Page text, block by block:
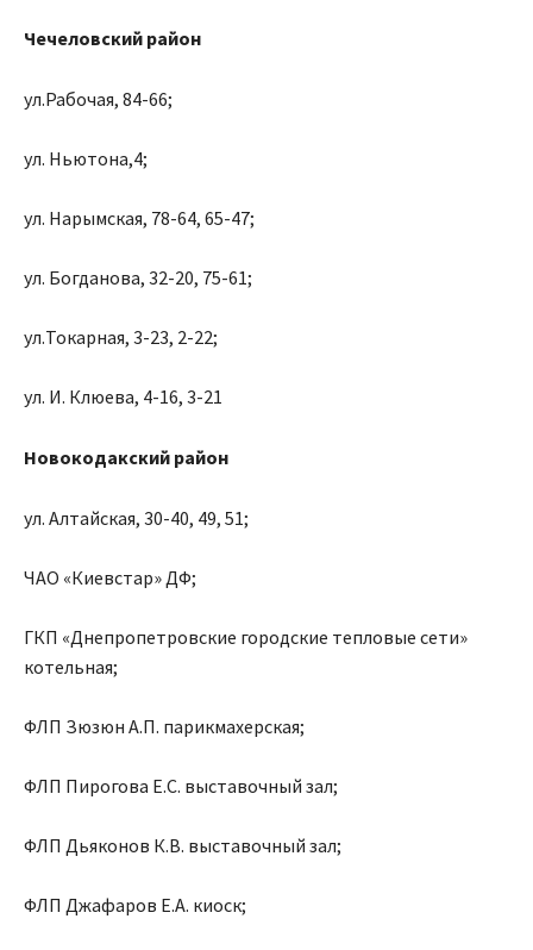
Чечеловский район
ул.Рабочая, 84-66;
ул. Ньютона,4;
ул. Нарымская, 78-64, 65-47;
ул. Богданова, 32-20, 75-61;
ул.Токарная, 3-23, 2-22;
ул. И. Клюева, 4-16, 3-21
Новокодакский район
ул. Алтайская, 30-40, 49, 51;
ЧАО «Киевстар» ДФ;
ГКП «Днепропетровские городские тепловые сети»
котельная;
ФЛП Зюзюн А.П. парикмахерская;
ФЛП Пирогова Е.С. выставочный зал;
ФЛП Дьяконов К.В. выставочный зал;
ФЛП Джафаров Е.А. киоск;